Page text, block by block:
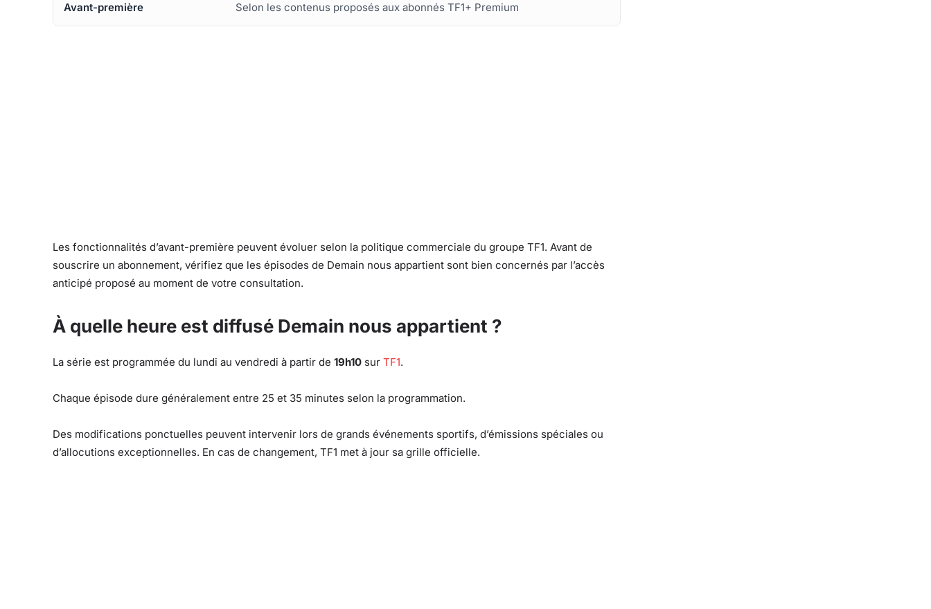
Avant-première Selon les contenus proposés aux abonnés TF1+ Premium
Les fonctionnalités d’avant-première peuvent évoluer selon la politique commerciale du groupe TF1. Avant de
souscrire un abonnement, vérifiez que les épisodes de Demain nous appartient sont bien concernés par l’accès
anticipé proposé au moment de votre consultation.
À quelle heure est diffusé Demain nous appartient ?
La série est programmée du lundi au vendredi à partir de 19h10 sur TF1.
Chaque épisode dure généralement entre 25 et 35 minutes selon la programmation.
Des modifications ponctuelles peuvent intervenir lors de grands événements sportifs, d’émissions spéciales ou
d’allocutions exceptionnelles. En cas de changement, TF1 met à jour sa grille officielle.